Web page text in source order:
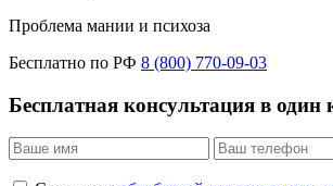
Проблема мании и психоза
Бесплатно по РФ 8 (800) 770-09-03
Бесплатная консультация в один